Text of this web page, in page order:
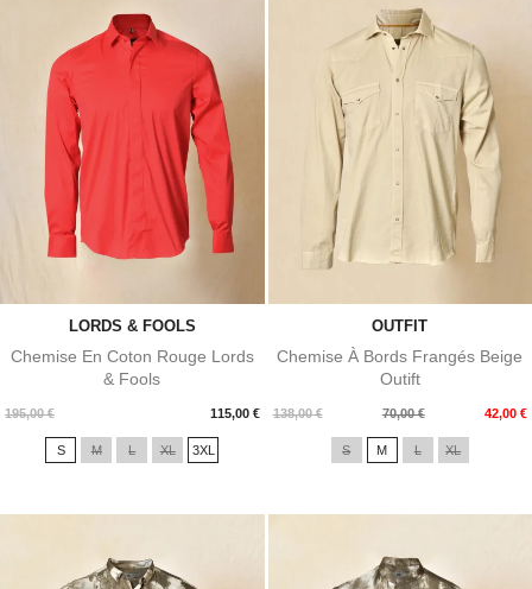
LORDS & FOOLS
Chemise En Coton Rouge Lords
& Fools
195,00 € 115,00 €
Prix
S M L XL 3XL
OUTFIT
Chemise À Bords Frangés Beige
Outift
138,00 €
Prix
70,00 € 42,00 €
Prix
S M L XL